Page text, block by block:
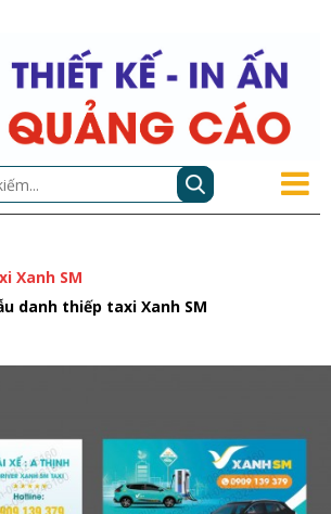
Xanh SM
danh thiếp taxi Xanh SM